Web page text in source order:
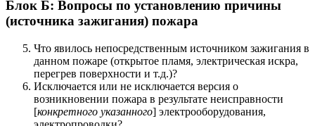
Блок Б: Вопросы по установлению причины
(источника зажигания) пожара
Что явилось непосредственным источником зажигания в
данном пожаре (открытое пламя, электрическая искра,
перегрев поверхности и т.д.)?
Исключается или не исключается версия о
возникновении пожара в результате неисправности
[конкретного указанного] электрооборудования,